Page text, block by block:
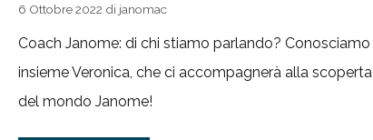
6 Ottobre 2022 di janomac
Coach Janome: di chi stiamo parlando? Conosciamo
insieme Veronica, che ci accompagnerà alla scoperta
del mondo Janome!